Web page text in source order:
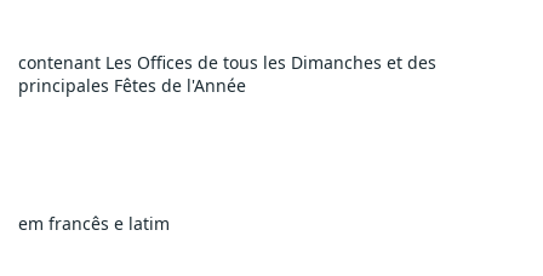
contenant Les Offices de tous les Dimanches et des
principales Fêtes de l'Année
em francês e latim